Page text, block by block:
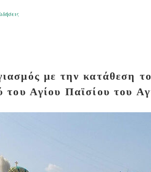
με την κατάθεση
του Αγίου Παϊσίου του